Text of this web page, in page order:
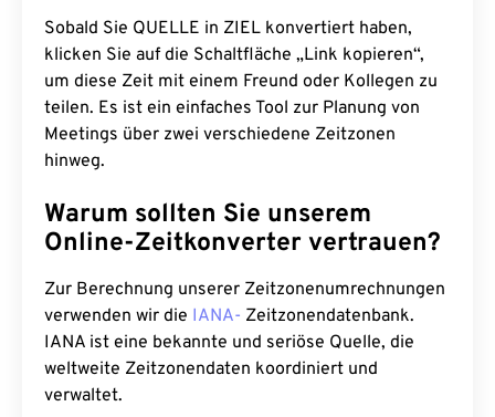
Sobald Sie QUELLE in ZIEL konvertiert haben,
klicken Sie auf die Schaltfläche „Link kopieren“,
um diese Zeit mit einem Freund oder Kollegen zu
teilen. Es ist ein einfaches Tool zur Planung von
Meetings über zwei verschiedene Zeitzonen
hinweg.
Warum sollten Sie unserem
Online-Zeitkonverter vertrauen?
Zur Berechnung unserer Zeitzonenumrechnungen
verwenden wir die IANA- Zeitzonendatenbank.
IANA ist eine bekannte und seriöse Quelle, die
weltweite Zeitzonendaten koordiniert und
verwaltet.